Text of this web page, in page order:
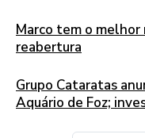
Marco tem o melhor
reabertura
Grupo Cataratas
Aquário de Foz;